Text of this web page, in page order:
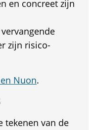
en concreet zijn
zijn risico-
Nuon.
tekenen van de